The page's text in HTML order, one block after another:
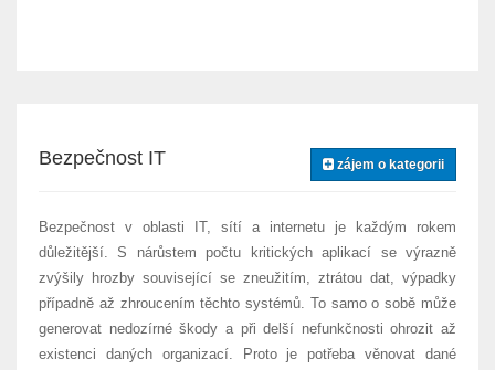
zájem o kategorii
Bezpečnost IT
Bezpečnost v oblasti IT, sítí a internetu je každým rokem
důležitější. S nárůstem počtu kritických aplikací se výrazně
zvýšily hrozby související se zneužitím, ztrátou dat, výpadky
případně až zhroucením těchto systémů. To samo o sobě může
generovat nedozírné škody a při delší nefunkčnosti ohrozit až
existenci daných organizací. Proto je potřeba věnovat dané